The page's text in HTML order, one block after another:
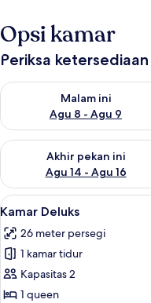
Opsi kamar
Periksa
Malam ini
Agu 8 - Agu 9
Periksa ketersediaan
Akhir pekan ini
Agu 14 - Agu 16
Periksa ketersediaan
Lihat
semua
foto
untuk
Kamar
Deluks
5
Kamar Deluks
26 meter persegi
1 kamar tidur
Kapasitas 2
1 queen